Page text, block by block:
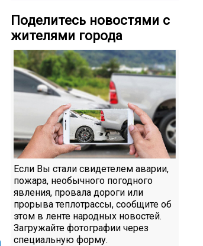
Поделитесь новостями с
жителями города
Если Вы стали свидетелем аварии,
пожара, необычного погодного
явления, провала дороги или
прорыва теплотрассы, сообщите об
этом в ленте народных новостей.
Загружайте фотографии через
специальную форму.